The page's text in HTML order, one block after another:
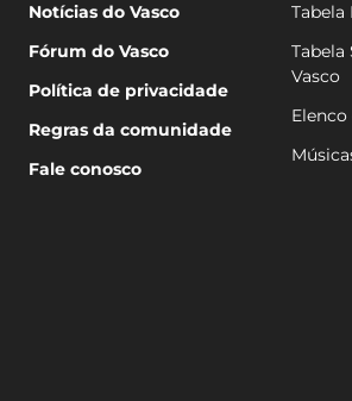
Notícias do Vasco
Fórum do Vasco
Política de privacidade
Regras da comunidade
Fale conosco
Tabela
Tabela
Vasco
Elenco